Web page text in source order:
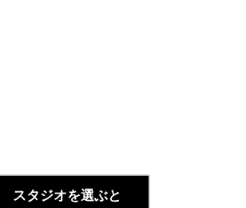
スタジオを選ぶと